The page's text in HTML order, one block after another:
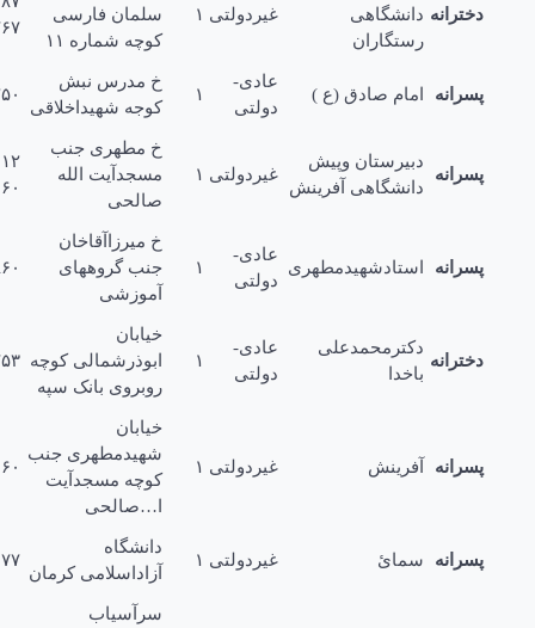
دانشگاهی
رستگاران
غیردولتی ۱
سلمان فارسی
کوچه شماره ۱۱
۲۴۴۸۷۶۷
امام صادق (ع )
دولتی
۱
خ مدرس نبش
کوجه شهیداخلاقی
۳۳۲۲۲۵۰
دبیرستان وپیش
دانشگاهی آفرینش
غیردولتی ۱
خ مطهرى جنب
مسجدآیت الله
۲۵۲۱۱۱۲
۲۵۱۶۶۶۰
استادشهیدمطهرى
دولتی
۱
خ میرزاآقاخان
جنب گروههاى
آموزشی
۳۲۲۳۸۶۰
دکترمحمدعلی
باخدا
عادی-
۱
ابوذرشمالی کوچه
روبروى بانک سپه
۲۵۱۰۷۵۳
آفرینش غیردولتی ۱
شهیدمطهرى جنب
کوچه مسجدآیت
ا…صالحی
۲۵۱۶۶۶۰
سمائ غیردولتی ۱
آزاداسلامی کرمان
۳۲۱۴۶۷۷
سرآسیاب